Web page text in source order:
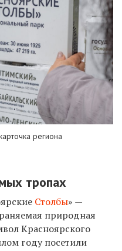
региона
тропах
Столбы» —
природная
Красноярского
году посетили